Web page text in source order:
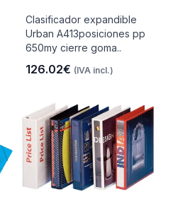
Clasificador expandible
Urban A413posiciones pp
650my cierre goma..
126.02€ (IVA incl.)